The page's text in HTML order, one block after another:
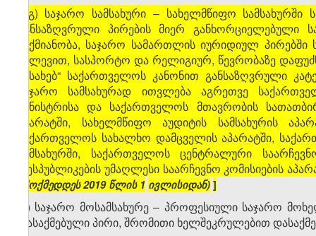
გ) საჯარო სამსახური – სახელმწიფო
განსაზღვრული პირების მიერ განხორციელებული
საქმიანობა, საჯარო სამართლის იურიდიულ
კვლევით, სასპორტო და რელიგიურ, წევრობაზე
შესახებ“ საქართველოს კანონით განსაზღვრული
საჯარო სამსახურად ითვლება აგრეთვე
მინისტრისა და საქართველოს მთავრობის
აპარატში, სახელმწიფო აუდიტის სამსახურის
საქართველოს სახალხო დამცველის აპარატში,
სამსახურში, საქართველოს ცენტრალური
რესპუბლიკების უმაღლესი საარჩევნო კომისიების
ამოქმედდეს2019წლის 1 ივლისიდან)]
დ) საჯარო მოსამსახურე – პროფესიული საჯარო
დასაქმებული პირი, შრომითი ხელშეკრულებით